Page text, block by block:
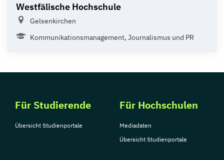
Westfälische Hochschule
Gelsenkirchen
Kommunikationsmanagement, Journalismus und PR
Für Studierende
Übersicht Studienportale
Für Hochschulen
Mediadaten
Übersicht Studienportale